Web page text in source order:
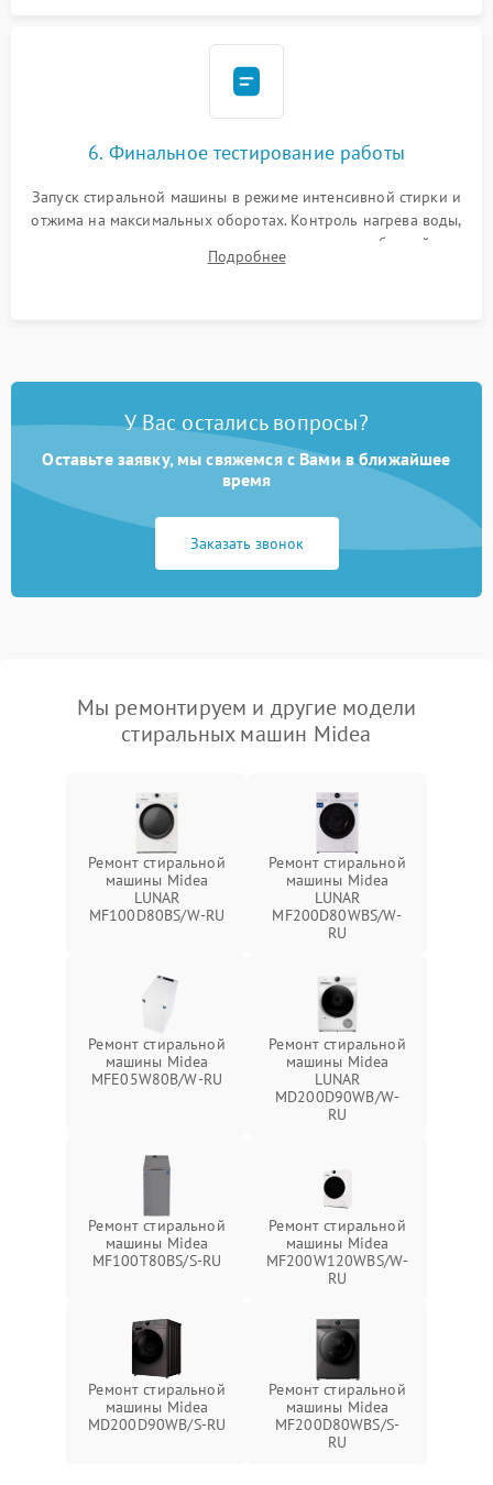
6. Финальное тестирование работы
Запуск стиральной машины в режиме интенсивной стирки и
отжима на максимальных оборотах. Контроль нагрева воды,
корректности слива, отсутствия излишних вибраций,
посторонних стуков и протечек под корпусом.
Подробнее
У Вас остались вопросы?
Оставьте заявку, мы свяжемся с Вами в ближайшее
время
Заказать звонок
Мы ремонтируем и другие модели
стиральных машин Midea
Ремонт стиральной
машины Midea
LUNAR
MF100D80BS/W-RU
Ремонт стиральной
машины Midea
LUNAR
MF200D80WBS/W-
RU
Ремонт стиральной
машины Midea
MFE05W80B/W-RU
Ремонт стиральной
машины Midea
LUNAR
MD200D90WB/W-
RU
Ремонт стиральной
машины Midea
MF100T80BS/S-RU
Ремонт стиральной
машины Midea
MF200W120WBS/W-
RU
Ремонт стиральной
машины Midea
MD200D90WB/S-RU
Ремонт стиральной
машины Midea
MF200D80WBS/S-
RU